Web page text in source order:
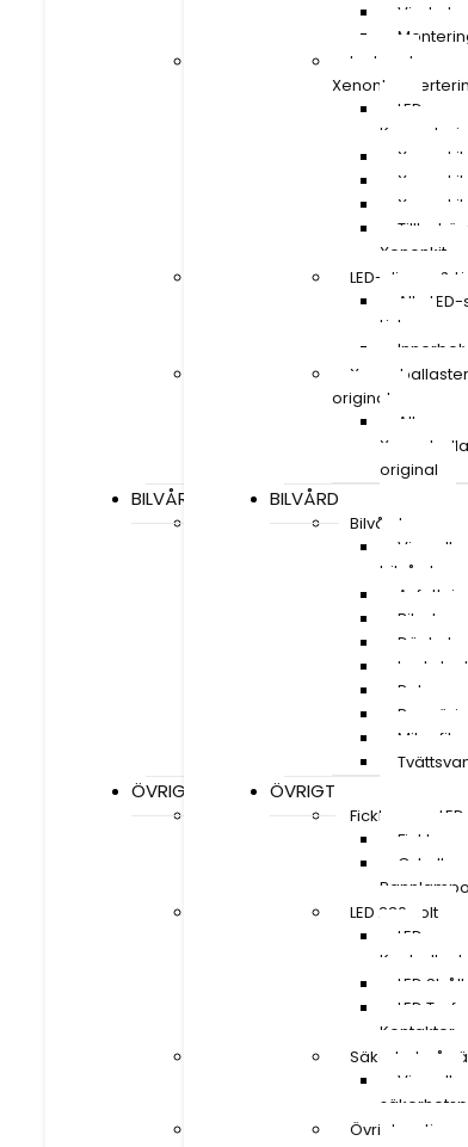
Vindruta – Panel
Monteringstillbehör
Xenonkonverteringskit
Xenonkit 35W
Xenonkit 55W
Xenonkit 70W
LED-slingor & Lister
Alla LED-slingor &
Innerbelysning
Xenonballaster
BILVÅRD
bilvårdsprodukter
Avfettningsmedel
Rengöringsmedel
Mikrofiberdukar
Tvättsvampar
ÖVRIGT
Ficklampor LED
Cykellampor –
LED Strålkastare
Säkerhet på väg
säkerhetsprodukter
Övrigt sortiment
Vindruta
Led- och
LED
Xenonkit
Xenonkit
Xenonkit
Xenonkit
LED-slingor &
Alla
Lister
Xenonballaster
original
Alla
original
BILVÅRD
Bilvård
Visa alla
Däckglans
ÖVRIGT
Ficklampor LED
LED 230 volt
LED
LED
LED
Kontakter
Säkerhet på
Visa alla
Övrigt